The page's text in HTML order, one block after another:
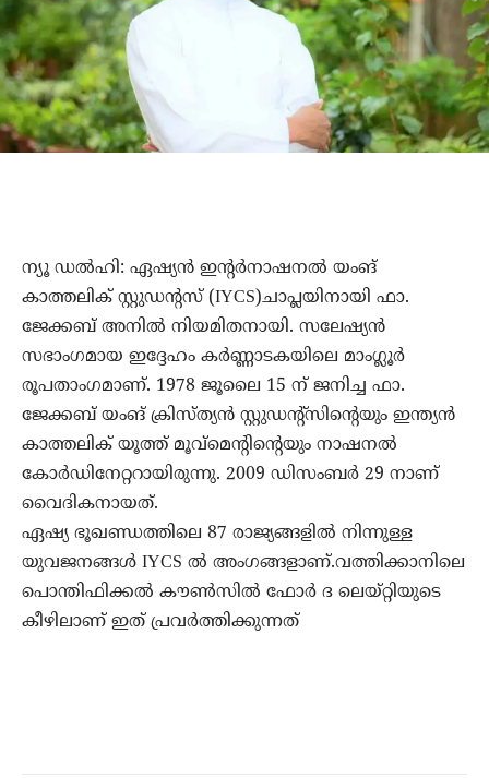
ന്യൂ ഡല്‍ഹി: ഏഷ്യന്‍ ഇന്റര്‍നാഷനല്‍ യംങ്
കാത്തലിക് സ്റ്റുഡന്റസ് (IYCS)ചാപ്ലയിനായി ഫാ.
ജേക്കബ് അനില്‍ നിയമിതനായി. സലേഷ്യന്‍
സഭാംഗമായ ഇദ്ദേഹം കര്‍ണ്ണാടകയിലെ മാംഗ്ലൂര്‍
രൂപതാംഗമാണ്. 1978 ജൂലൈ 15 ന് ജനിച്ച ഫാ.
ജേക്കബ് യംങ് ക്രിസ്ത്യന്‍ സ്റ്റുഡന്റ്‌സിന്റെയും ഇന്ത്യന്‍
കാത്തലിക് യൂത്ത് മൂവ്‌മെന്റിന്റെയും നാഷനല്‍
കോര്‍ഡിനേറ്ററായിരുന്നു. 2009 ഡിസംബര്‍ 29 നാണ്
വൈദികനായത്.
ഏഷ്യ ഭൂഖണ്ഡത്തിലെ 87 രാജ്യങ്ങളില്‍ നിന്നുള്ള
യുവജനങ്ങള്‍ IYCS ല്‍ അംഗങ്ങളാണ്.വത്തിക്കാനിലെ
പൊന്തിഫിക്കല്‍ കൗണ്‍സില്‍ ഫോര്‍ ദ ലെയ്റ്റിയുടെ
കീഴിലാണ് ഇത് പ്രവര്‍ത്തിക്കുന്നത്‌